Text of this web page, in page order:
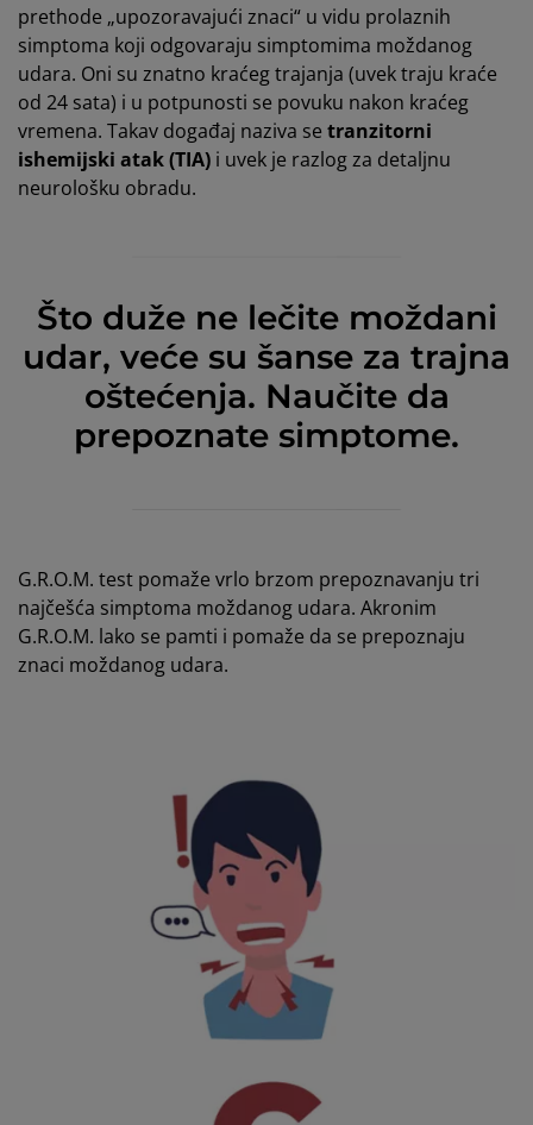
prethode „upozoravajući znaci“ u vidu prolaznih
simptoma koji odgovaraju simptomima moždanog
udara. Oni su znatno kraćeg trajanja (uvek traju kraće
od 24 sata) i u potpunosti se povuku nakon kraćeg
vremena. Takav događaj naziva se tranzitorni
ishemijski atak (TIA) i uvek je razlog za detaljnu
neurološku obradu.
Što duže ne lečite moždani
udar, veće su šanse za trajna
oštećenja. Naučite da
prepoznate simptome.
G.R.O.M. test pomaže vrlo brzom prepoznavanju tri
najčešća simptoma moždanog udara. Akronim
G.R.O.M. lako se pamti i pomaže da se prepoznaju
znaci moždanog udara.